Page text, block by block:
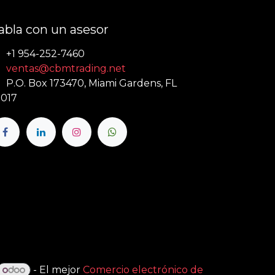
con un asesor
+1 954-252-7460
ventas@cbmtrading.net
P.O. Box 173470, Miami Gardens, FL
- El mejor Comercio electrónico de